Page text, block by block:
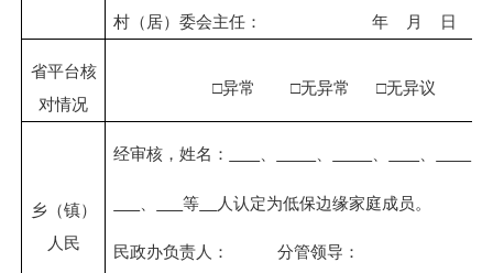
村（居）委会主任： 年 月 日
省平台核
对情况
□异常 □无异常 □无异议
乡（镇）
人民
经审核，姓名：
等 人认定为低保边缘家庭成员。
民政办负责人： 分管领导：